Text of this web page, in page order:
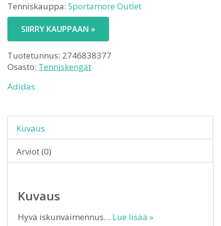
94,90 €.
hinta
on:
56,90 €.
Tenniskauppa: Sportamore Outlet
SIIRRY KAUPPAAN »
Tuotetunnus: 2746838377
Osasto: Tenniskengät
Adidas
Kuvaus
Arviot (0)
Kuvaus
Hyvä iskunvaimennus… Lue lisää »